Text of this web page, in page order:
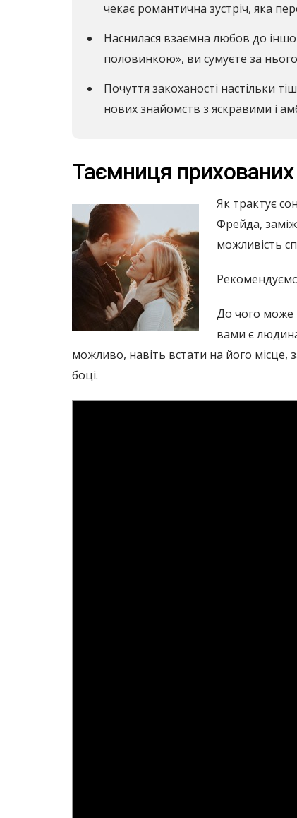
чекає романтична зустріч, яка
Наснилася взаємна любов до
половинкою», ви сумуєте за
Почуття закоханості настільки
нових знайомств з яскравими і
Таємниця прихованих
Як трактує
Фрейда,
можливість
До чого може
вами є
можливо, навіть встати на його місце,
боці.